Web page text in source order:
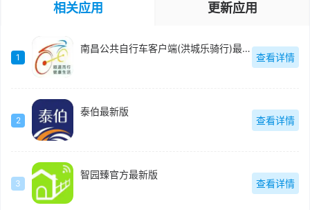
相关应用 更新应用
1
南昌公共自行车客户端(洪城乐骑行)最新版
查看详情
2
泰伯最新版
查看详情
3
智园臻官方最新版
查看详情